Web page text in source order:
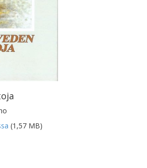
(1,57 MB)